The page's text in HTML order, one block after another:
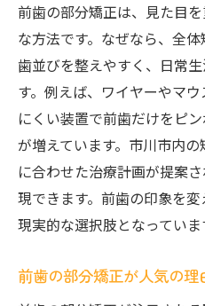
前歯の部分矯正は、見た目
な方法です。なぜなら、全
歯並びを整えやすく、日常
す。例えば、ワイヤーやマ
にくい装置で前歯だけをピ
が増えています。市川市内
に合わせた治療計画が提案
現できます。前歯の印象を
現実的な選択肢となっていま
前歯の部分矯正が人気の理